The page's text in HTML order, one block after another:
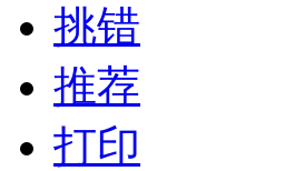
挑错
推荐
打印